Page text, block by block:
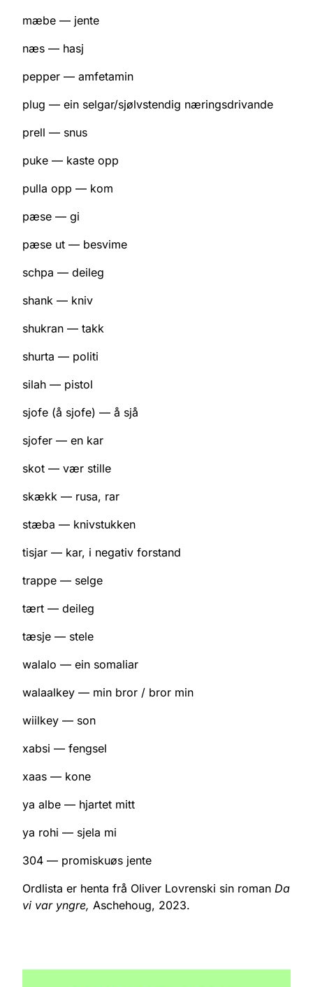
mæbe — jente
næs — hasj
pepper — amfetamin
plug — ein selgar/sjølvstendig næringsdrivande
prell — snus
puke — kaste opp
pulla opp — kom
pæse — gi
pæse ut — besvime
schpa — deileg
shank — kniv
shukran — takk
shurta — politi
silah — pistol
sjofe (å sjofe) — å sjå
sjofer — en kar
skot — vær stille
skækk — rusa, rar
stæba — knivstukken
tisjar — kar, i negativ forstand
trappe — selge
tært — deileg
tæsje — stele
walalo — ein somaliar
walaalkey — min bror / bror min
wiilkey — son
xabsi — fengsel
xaas — kone
ya albe — hjartet mitt
ya rohi — sjela mi
304 — promiskuøs jente
Ordlista er henta frå Oliver Lovrenski sin roman Da
vi var yngre, Aschehoug, 2023.